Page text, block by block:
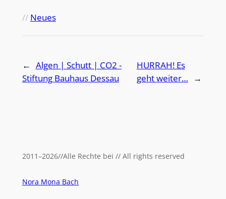
// Neues
← Algen | Schutt | CO2 -
Stiftung Bauhaus Dessau
HURRAH! Es
geht weiter…
→
2011–2026//Alle Rechte bei // All rights reserved
Nora Mona Bach